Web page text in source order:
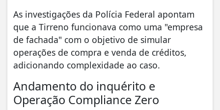
As investigações da Polícia Federal apontam
que a Tirreno funcionava como uma "empresa
de fachada" com o objetivo de simular
operações de compra e venda de créditos,
adicionando complexidade ao caso.
Andamento do inquérito e
Operação Compliance Zero